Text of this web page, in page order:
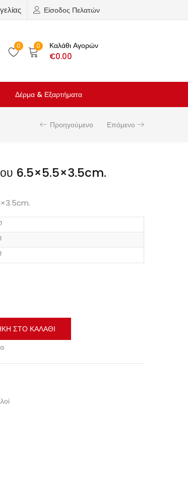
Είσοδος Πελατών
0 0 Καλάθι Αγορών
€0.00
Δέρμα & Εξαρτήματα
Προηγούμενο Επόμενο
6.5×5.5×3.5cm.
ΣΤΟ ΚΑΛΆΘΙ